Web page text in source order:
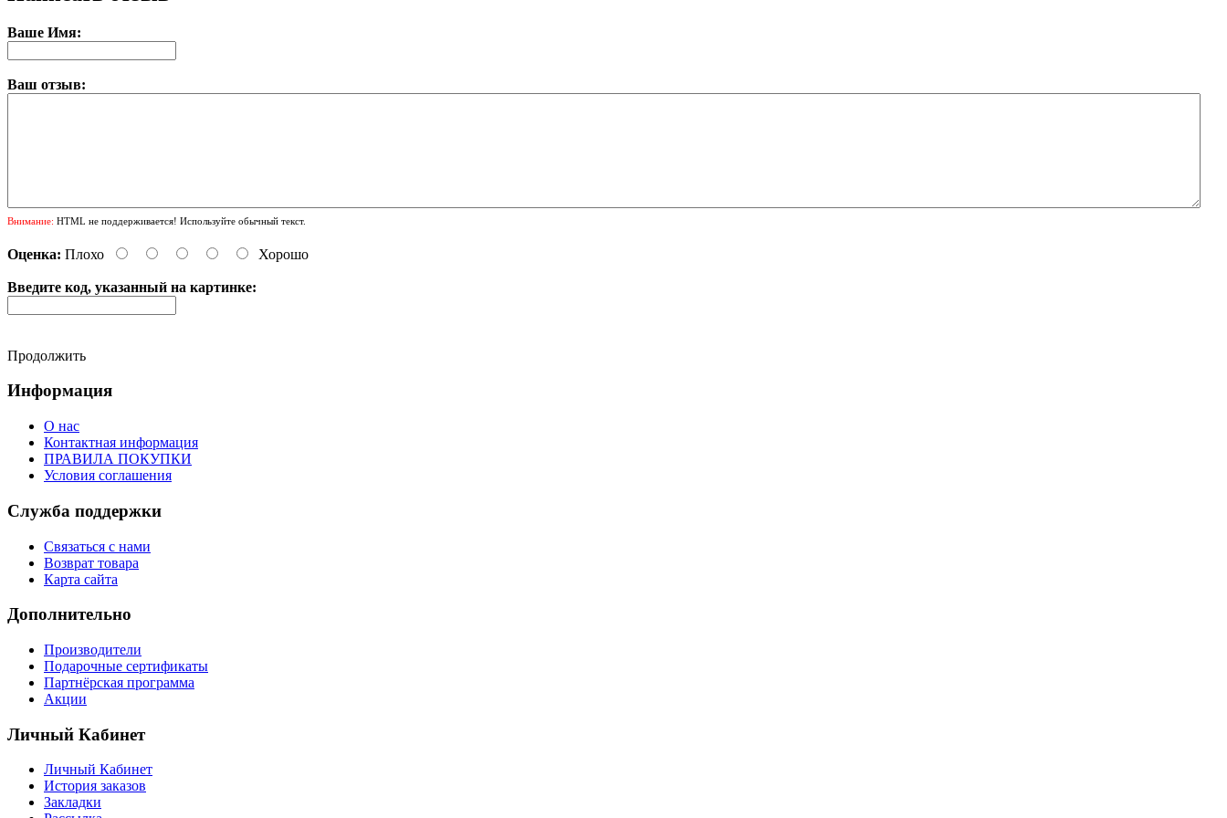
Ваше Имя:
Ваш отзыв:
Внимание: HTML не поддерживается! Используйте обычный текст.
Оценка: Плохо Хорошо
Введите код, указанный на картинке:
Продолжить
Информация
О нас
Контактная информация
ПРАВИЛА ПОКУПКИ
Условия соглашения
Служба поддержки
Связаться с нами
Возврат товара
Карта сайта
Дополнительно
Производители
Подарочные сертификаты
Партнёрская программа
Акции
Личный Кабинет
Личный Кабинет
История заказов
Закладки